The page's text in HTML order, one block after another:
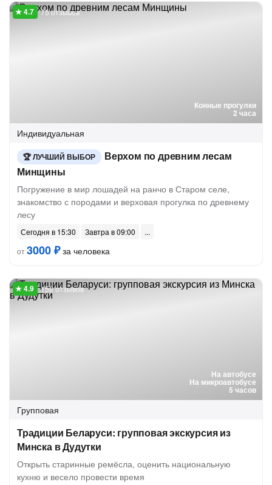
Конные прогулки
2 часа
75 отзывов
Индивидуальная
ЛУЧШИЙ ВЫБОР
Верхом по древним лесам
Минщины
Погружение в мир лошадей на ранчо в Старом селе,
знакомство с породами и верховая прогулка по древнему
лесу
Сегодня в 15:30
Завтра в 09:00
от3000 ₽за человека
На автобусе
На микроавтобусе
5 часов
158 отзывов
Групповая
Традиции Беларуси: групповая экскурсия из
Минска в Дудутки
Открыть старинные ремёсла, оценить национальную
кухню и весело провести время